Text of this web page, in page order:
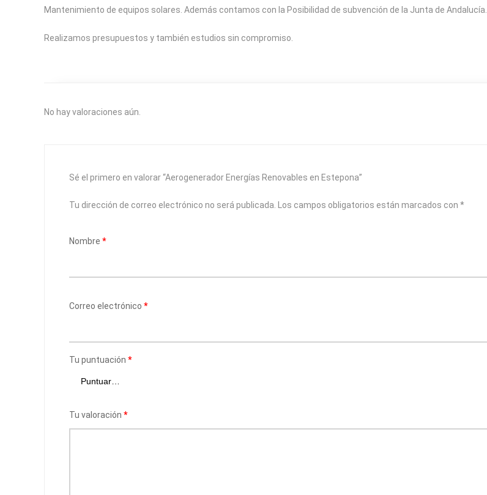
Mantenimiento de equipos solares. Además contamos con la Posibilidad de subvención de la Junta de Andalucía.
Realizamos presupuestos y también estudios sin compromiso.
No hay valoraciones aún.
Sé el primero en valorar “Aerogenerador Energías Renovables en Estepona”
Tu dirección de correo electrónico no será publicada. Los campos obligatorios están marcados con *
Nombre *
Correo electrónico *
Tu puntuación *
Tu valoración *